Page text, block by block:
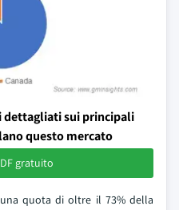
sui principali
questo mercato
gratuito
quota di oltre il 73% della